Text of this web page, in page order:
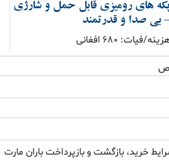
های رومیزی قابل حمل و شارژی
بی صدا و قدرتمند
فیات: 680 افغانی
خرید، بازگشت و بازپرداخت باران مارت